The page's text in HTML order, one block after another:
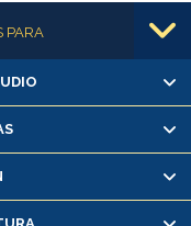
PARA
os